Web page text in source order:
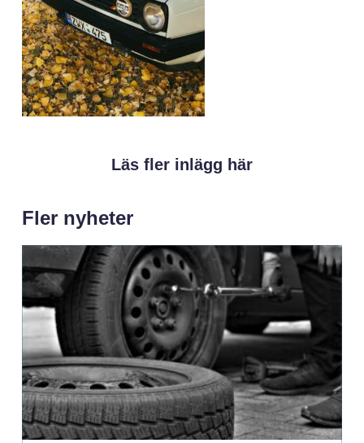
Läs fler inlägg här
Fler nyheter